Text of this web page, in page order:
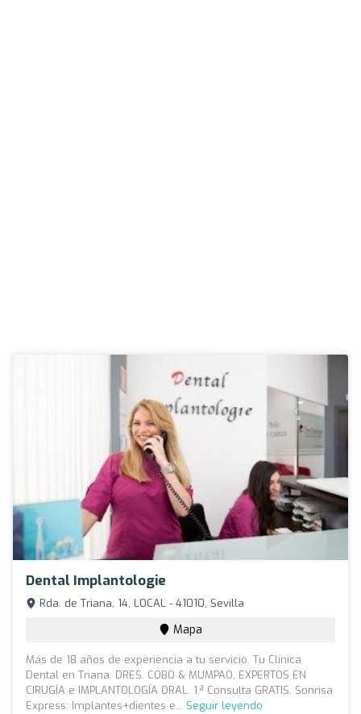
Dental Implantologie
Rda. de Triana, 14, LOCAL - 41010, Sevilla
Mapa
Más de 18 años de experiencia a tu servicio. Tu Clínica
Dental en Triana. DRES. COBO & MUMPAO, EXPERTOS EN
CIRUGÍA e IMPLANTOLOGÍA ORAL. 1.ª Consulta GRATIS. Sonrisa
Express: Implantes+dientes e... Seguir leyendo